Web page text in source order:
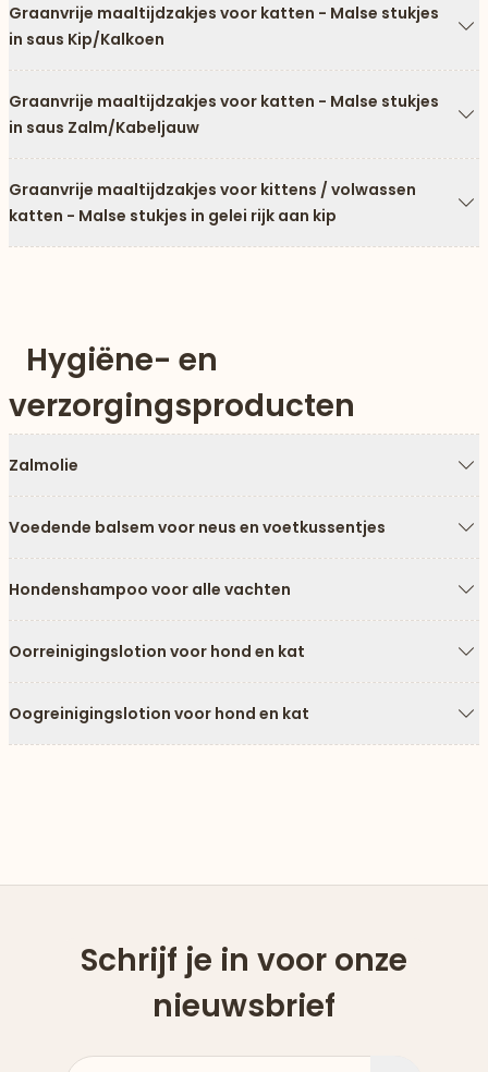
Graanvrije maaltijdzakjes voor katten - Malse stukjes
in saus Kip/Kalkoen
Graanvrije maaltijdzakjes voor katten - Malse stukjes
in saus Zalm/Kabeljauw
Graanvrije maaltijdzakjes voor kittens / volwassen
katten - Malse stukjes in gelei rijk aan kip
Hygiëne- en
verzorgingsproducten
Zalmolie
Voedende balsem voor neus en voetkussentjes
Hondenshampoo voor alle vachten
Oorreinigingslotion voor hond en kat
Oogreinigingslotion voor hond en kat
Schrijf je in voor onze
nieuwsbrief